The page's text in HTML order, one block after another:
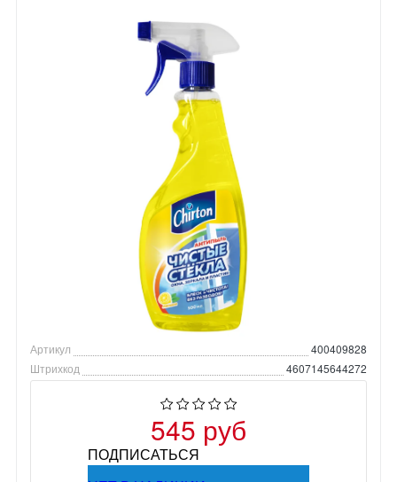
Артикул
400409828
Штрихкод
4607145644272
545 руб
ПОДПИСАТЬСЯ